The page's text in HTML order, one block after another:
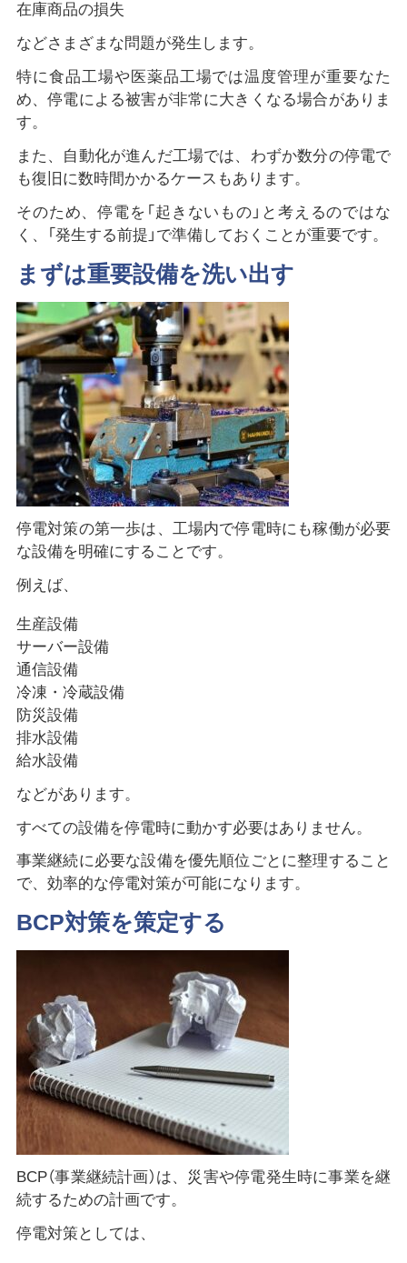
在庫商品の損失
などさまざまな問題が発生します。
特に食品工場や医薬品工場では温度管理が重要なた
め、停電による被害が非常に大きくなる場合がありま
す。
また、自動化が進んだ工場では、わずか数分の停電で
も復旧に数時間かかるケースもあります。
そのため、停電を「起きないもの」と考えるのではな
く、「発生する前提」で準備しておくことが重要です。
まずは重要設備を洗い出す
停電対策の第一歩は、工場内で停電時にも稼働が必要
な設備を明確にすることです。
例えば、
生産設備
サーバー設備
通信設備
冷凍・冷蔵設備
防災設備
排水設備
給水設備
などがあります。
すべての設備を停電時に動かす必要はありません。
事業継続に必要な設備を優先順位ごとに整理すること
で、効率的な停電対策が可能になります。
BCP対策を策定する
BCP（事業継続計画）は、災害や停電発生時に事業を継
続するための計画です。
停電対策としては、